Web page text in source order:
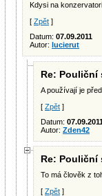
Kdysi na
[ Zpět ]
Datum: 07.09.2011
Autor: lucierut
Re: Pouliční
A používají je
[ Zpět ]
Datum:
Autor: Zden42
Re: Pouliční
To má člověk z
[ Zpět ]